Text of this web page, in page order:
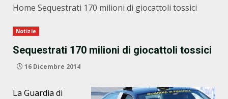
Home Sequestrati 170 milioni di giocattoli tossici
Notizie
Sequestrati 170 milioni di giocattoli tossici
16 Dicembre 2014
La Guardia di